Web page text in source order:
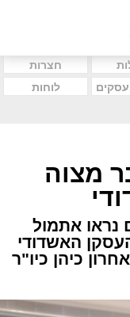
חצרות
לוחות
מצוה
נראו אתמול
האשדודי
כיהן כיו"ר